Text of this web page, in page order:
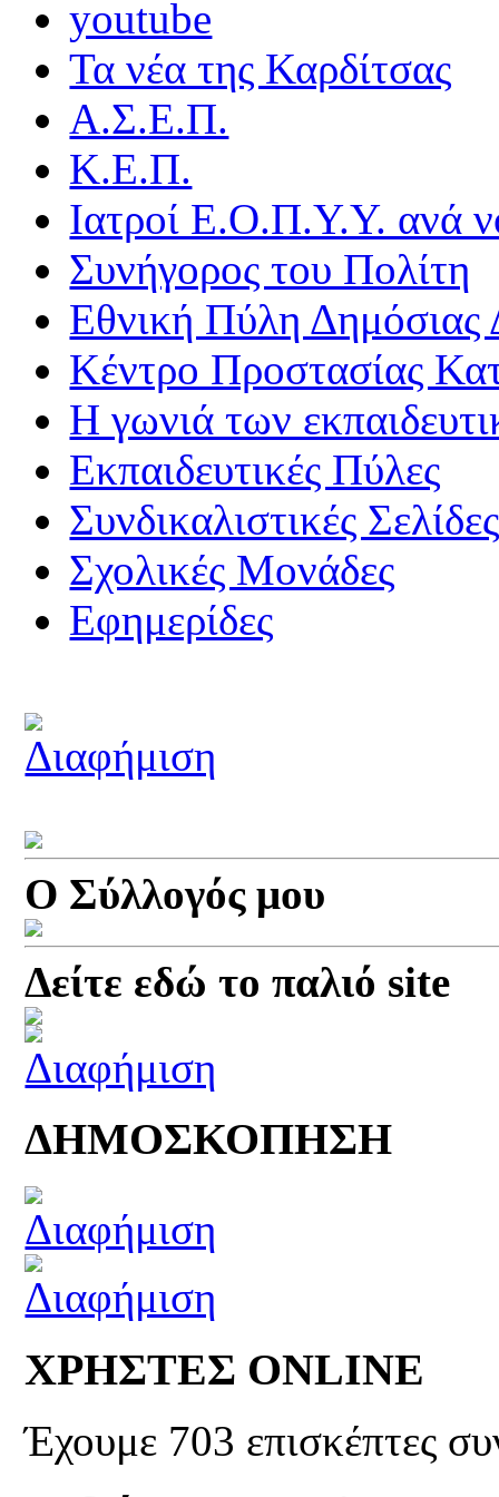
youtube
Τα νέα της Καρδίτσας
Α.Σ.Ε.Π.
Κ.Ε.Π.
Ιατροί Ε.Ο.Π.Υ.Υ. ανά
Συνήγορος του Πολίτη
Εθνική Πύλη Δημόσιας
Κέντρο Προστασίας
Η γωνιά των
Εκπαιδευτικές Πύλες
Συνδικαλιστικές Σελίδες
Σχολικές Μονάδες
Εφημερίδες
Ο Σύλλογός μου
Δείτε εδώ το παλιό site
ΔΗΜΟΣΚΟΠΗΣΗ
ΧΡΗΣΤΕΣ ONLINE
Έχουμε 703 επισκέπτες